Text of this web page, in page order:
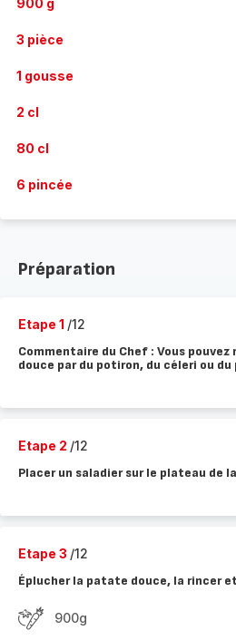
900 g
3 pièce
1 gousse
2 cl
80 cl
6 pincée
Préparation
Etape 1 /12
Commentaire du Chef : Vous
douce par du potiron, du céleri ou du
Etape 2 /12
Placer un saladier sur le plateau de
Etape 3 /12
Éplucher la patate douce, la rincer
900g